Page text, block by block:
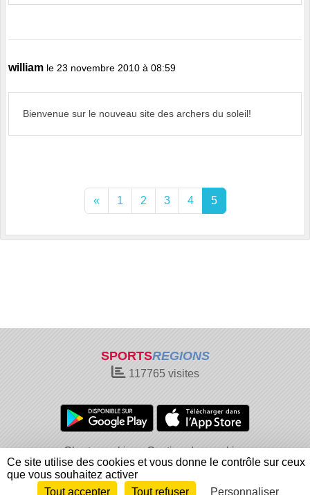
william le 23 novembre 2010 à 08:59
Bienvenue sur le nouveau site des archers du soleil!
« 1 2 3 4 5
SPORTSREGIONS
117765 visites
Charte cookies
Gestion des cookies
Informations légales
Signaler un contenu inapproprié
Envie de participer ?
Ce site utilise des cookies et vous donne le contrôle sur ceux
que vous souhaitez activer
Tout accepter
Tout refuser Personnaliser